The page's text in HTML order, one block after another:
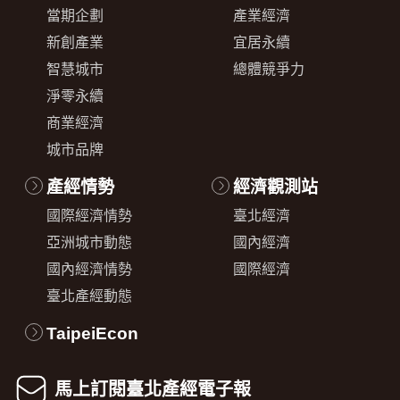
當期企劃
新創產業
智慧城市
淨零永續
商業經濟
城市品牌
產業經濟
宜居永續
總體競爭力
產經情勢
國際經濟情勢
亞洲城市動態
國內經濟情勢
臺北產經動態
經濟觀測站
臺北經濟
國內經濟
國際經濟
TaipeiEcon
馬上訂閱臺北產經電子報